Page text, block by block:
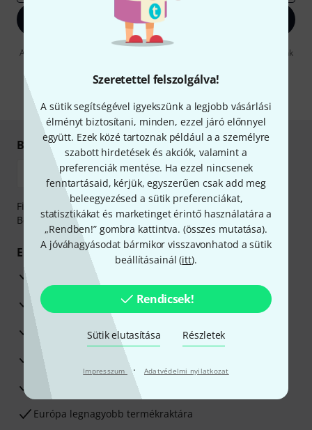
Szeretettel felszolgálva!
A sütik segítségével igyekszünk a legjobb vásárlási
élményt biztosítani, minden, ezzel járó előnnyel
együtt. Ezek közé tartoznak például a a személyre
szabott hirdetések és akciók, valamint a
preferenciák mentése. Ha ezzel nincsenek
fenntartásaid, kérjük, egyszerűen csak add meg
beleegyezésed a sütik preferenciákat,
statisztikákat és marketinget érintő használatára a
„Rendben!” gombra kattintva. (összes mutatása).
A jóváhagyásodat bármikor visszavonhatod a sütik
beállításainál (itt).
Rendicsek!
Sütik elutasítása Részletek
Impresszum · Adatvédelmi nyilatkozat
Bejelentkezés
A "Bejelentkezés" gombra kattintva elfogadja, hogy e-mailben küldjünk
információkat azdata protection guideline-ben talál.
Biztonságos vásárlás és fizetés
Fizessen biztonságosan, titkosítással: Banki átutalás vagy
Betéti- vagy hitelkártya segítségével
Előnyök
3 éves Thomann-garancia
30 napos pénzvisszafizetési garancia
Javítás/Szervizelés
Hozzáértők szaktanácsadása
Elégedettségi Garancia
Európa legnagyobb termékraktára